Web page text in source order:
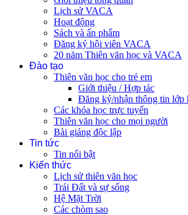
Lịch sử VACA
Hoạt động
Sách và ấn phẩm
Đăng ký hội viên VACA
20 năm Thiên văn học và VACA
Đào tạo
Thiên văn học cho trẻ em
Giới thiệu / Hợp tác
Đăng ký/nhận thông tin lớp
Các khóa học trực tuyến
Thiên văn học cho mọi người
Bài giảng độc lập
Tin tức
Tin nổi bật
Kiến thức
Lịch sử thiên văn học
Trái Đất và sự sống
Hệ Mặt Trời
Các chòm sao